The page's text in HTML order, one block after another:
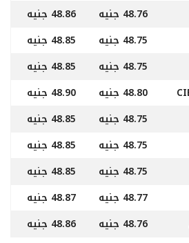
48.76 جنيه
48.86 جنيه
48.75 جنيه
48.85 جنيه
48.75 جنيه
48.85 جنيه
48.80 جنيه
48.90 جنيه
48.75 جنيه
48.85 جنيه
48.75 جنيه
48.85 جنيه
48.75 جنيه
48.85 جنيه
48.77 جنيه
48.87 جنيه
48.76 جنيه 48.86 جنيه